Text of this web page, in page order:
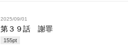
2025/09/01
第３９話 謝罪
155pt